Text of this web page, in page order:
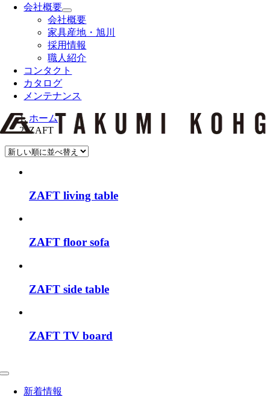
会社概要
会社概要
家具産地・旭川
採用情報
職人紹介
コンタクト
カタログ
メンテナンス
ホーム
ZAFT
ZAFT living table
ZAFT floor sofa
ZAFT side table
ZAFT TV board
Toggle
Navigation新着情報